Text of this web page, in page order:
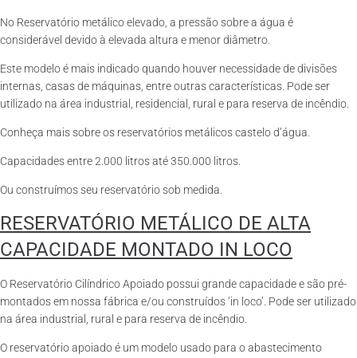
No Reservatório metálico elevado, a pressão sobre a água é
considerável devido à elevada altura e menor diâmetro.
Este modelo é mais indicado quando houver necessidade de divisões
internas, casas de máquinas, entre outras características. Pode ser
utilizado na área industrial, residencial, rural e para reserva de incêndio.
Conheça mais sobre os reservatórios metálicos castelo d’água.
Capacidades entre 2.000 litros até 350.000 litros.
Ou construímos seu reservatório sob medida.
RESERVATÓRIO METÁLICO DE ALTA
CAPACIDADE MONTADO IN LOCO
O Reservatório Cilíndrico Apoiado possui grande capacidade e são pré-
montados em nossa fábrica e/ou construídos ‘in loco’. Pode ser utilizado
na área industrial, rural e para reserva de incêndio.
O reservatório apoiado é um modelo usado para o abastecimento